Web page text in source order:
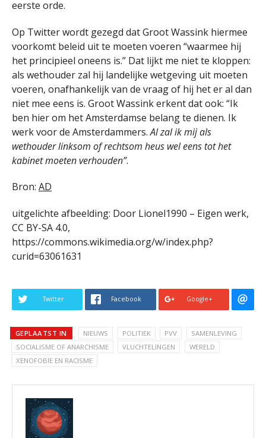
eerste orde.
Op Twitter wordt gezegd dat Groot Wassink hiermee
voorkomt beleid uit te moeten voeren “waarmee hij
het principieel oneens is.” Dat lijkt me niet te kloppen:
als wethouder zal hij landelijke wetgeving uit moeten
voeren, onafhankelijk van de vraag of hij het er al dan
niet mee eens is. Groot Wassink erkent dat ook: “Ik
ben hier om het Amsterdamse belang te dienen. Ik
werk voor de Amsterdammers.Al zal ik mij als
wethouder linksom of rechtsom heus wel eens tot het
kabinet moeten verhouden”.
Bron: AD
uitgelichte afbeelding: Door Lionel1990 – Eigen werk,
CC BY-SA 4.0,
https://commons.wikimedia.org/w/index.php?
curid=63061631
Twitter Facebook Google+
GEPLAATST IN NIEUWS POLITIEK PVV
SAMENLEVING
SOCIALISME OF ANARCHISME
VLUCHTELINGEN
WERELD
XENOFOBIE EN RACISME